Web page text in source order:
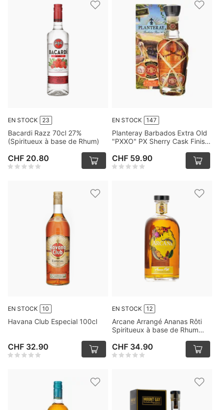
EN STOCK 23
Bacardi Razz 70cl 27%
(Spiritueux à base de Rhum)
CHF 20.80
EN STOCK 147
Planteray Barbados Extra Old
"PXXO" PX Sherry Cask Finish
CHF 59.90
EN STOCK 10
Havana Club Especial 100cl
CHF 32.90
EN STOCK 12
Arcane Arrangé Ananas Rôti
Spiritueux à base de Rhum
CHF 34.90